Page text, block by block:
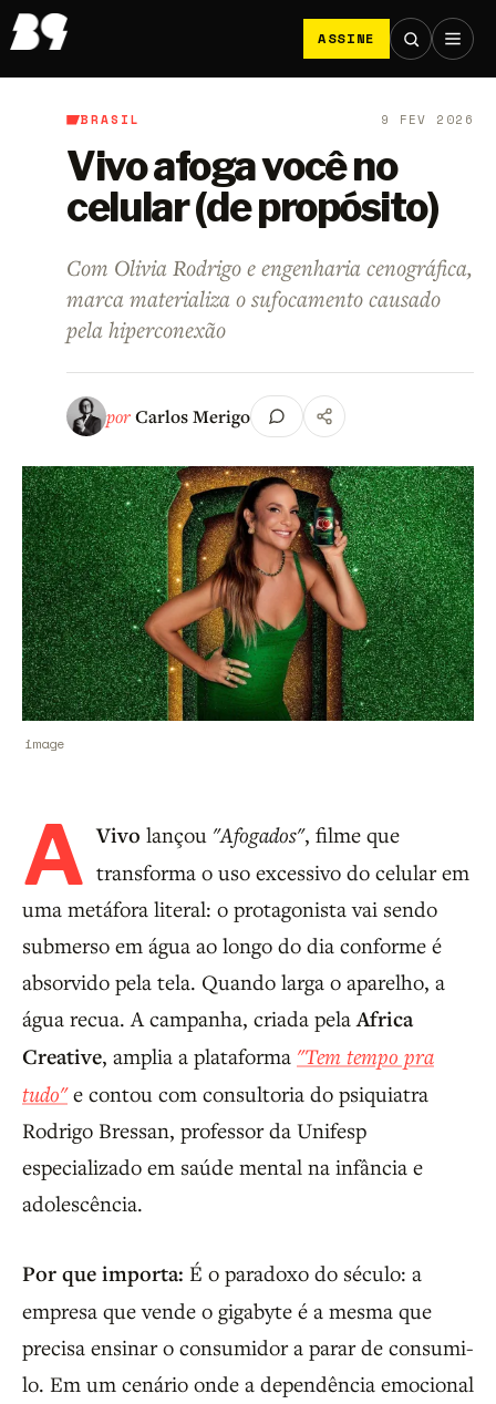
ASSINE
B9/Brasil
BRASIL 9 FEV 2026
Vivo afoga você no
celular (de propósito)
Com Olivia Rodrigo e engenharia cenográfica,
marca materializa o sufocamento causado
pela hiperconexão
porCarlos Merigo
image
A Vivo lançou "Afogados", filme que
transforma o uso excessivo do celular em
uma metáfora literal: o protagonista vai sendo
submerso em água ao longo do dia conforme é
absorvido pela tela. Quando larga o aparelho, a
água recua. A campanha, criada pela Africa
Creative, amplia a plataforma "Tem tempo pra
tudo"e contou com consultoria do psiquiatra
Rodrigo Bressan, professor da Unifesp
especializado em saúde mental na infância e
adolescência.
Por que importa: É o paradoxo do século: a
empresa que vende o gigabyte é a mesma que
precisa ensinar o consumidor a parar de consumi-
lo. Em um cenário onde a dependência emocional